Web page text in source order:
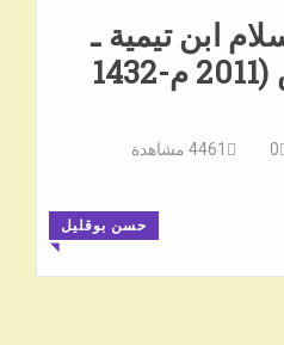
ابن تيمية ـ
مدينة بومرداس (2011 م-1432
0
4461 مشاهدة
حسن بوقليل
◥